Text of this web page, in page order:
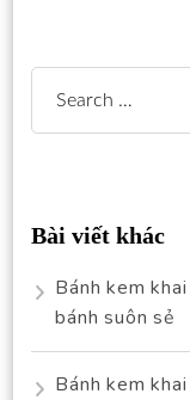
Search
for:
Bài viết khác
Bánh kem
bánh suôn sẻ
Bánh kem